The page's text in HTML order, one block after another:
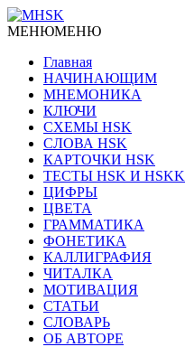
МЕНЮМЕНЮ
Главная
НАЧИНАЮЩИМ
МНЕМОНИКА
КЛЮЧИ
СХЕМЫ HSK
СЛОВА HSK
КАРТОЧКИ HSK
ТЕСТЫ HSK И HSKK
ЦИФРЫ
ЦВЕТА
ГРАММАТИКА
ФОНЕТИКА
КАЛЛИГРАФИЯ
ЧИТАЛКА
МОТИВАЦИЯ
СТАТЬИ
СЛОВАРЬ
ОБ АВТОРЕ